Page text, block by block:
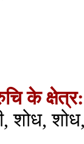
के क्षेत्र:
शोध,